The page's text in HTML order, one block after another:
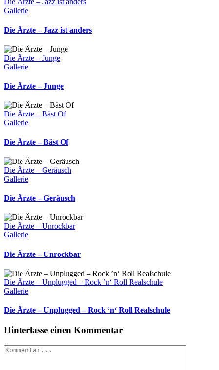
Die Ärzte – Jazz ist anders
Gallerie
Die Ärzte – Jazz ist anders
Die Ärzte – Junge
Gallerie
Die Ärzte – Junge
Die Ärzte – Bäst Of
Gallerie
Die Ärzte – Bäst Of
Die Ärzte – Geräusch
Gallerie
Die Ärzte – Geräusch
Die Ärzte – Unrockbar
Gallerie
Die Ärzte – Unrockbar
Die Ärzte – Unplugged – Rock ’n‘ Roll Realschule
Gallerie
Die Ärzte – Unplugged – Rock ’n‘ Roll Realschule
Hinterlasse einen Kommentar
Kommentar